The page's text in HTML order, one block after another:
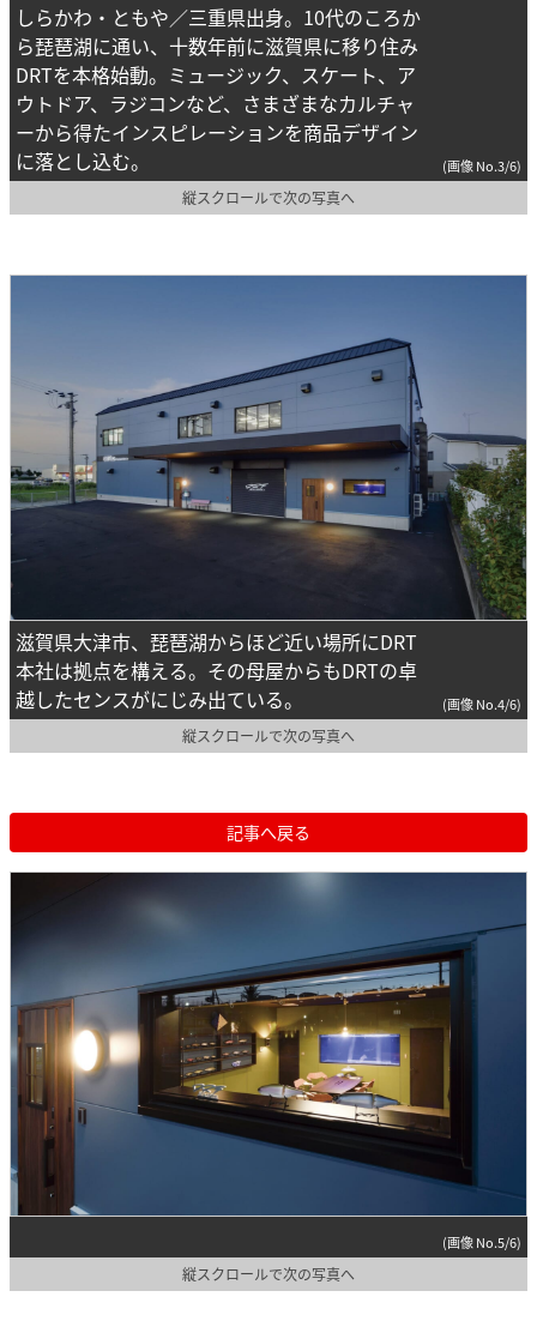
しらかわ・ともや／三重県出身。10代のころか
ら琵琶湖に通い、十数年前に滋賀県に移り住み
DRTを本格始動。ミュージック、スケート、ア
ウトドア、ラジコンなど、さまざまなカルチャ
ーから得たインスピレーションを商品デザイン
に落とし込む。
(画像 No.3/6)
縦スクロールで次の写真へ
滋賀県大津市、琵琶湖からほど近い場所にDRT
本社は拠点を構える。その母屋からもDRTの卓
越したセンスがにじみ出ている。
(画像 No.4/6)
縦スクロールで次の写真へ
記事へ戻る
(画像 No.5/6)
縦スクロールで次の写真へ